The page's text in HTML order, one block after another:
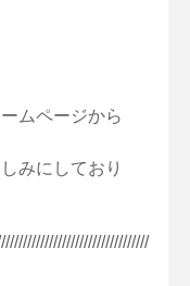
ムページから
みにしており